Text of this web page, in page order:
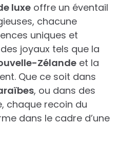
luxe offre un éventail
chacune
uniques et
joyaux tels que la
Zélande et la
Que ce soit dans
, ou dans des
chaque recoin du
dans le cadre d’une